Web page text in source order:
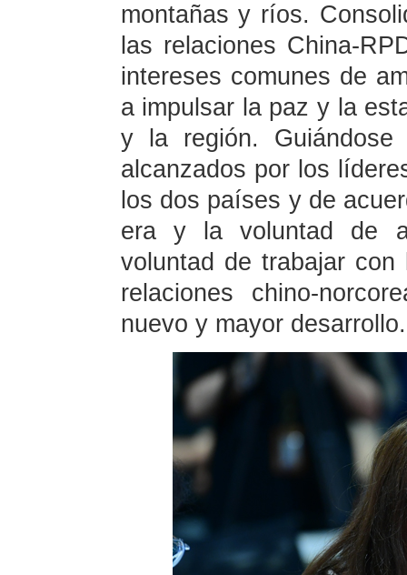
montañas y ríos.
las relaciones China-
intereses comunes de
a impulsar la paz y la
y la región. Guiándose
alcanzados por los
los dos países y de
era y la voluntad de
voluntad de trabajar
relaciones chino-
nuevo y mayor desarrollo.